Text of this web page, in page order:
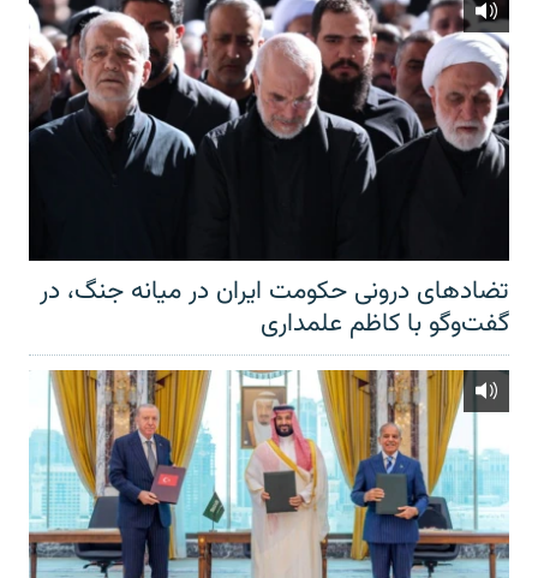
تضادهای درونی حکومت ایران در میانه جنگ، در
گفت‌‌وگو با کاظم علمداری